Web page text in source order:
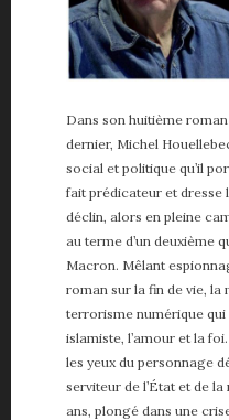
Dans son huitième roman
dernier, Michel
social et politique qu’il
fait prédicateur et dresse
déclin, alors en pleine
au terme d’un deuxième
Macron. Mêlant
roman sur la fin de vie, la
terrorisme numérique qui
islamiste, l’amour et la
les yeux du personnage
serviteur de l’État et de
ans, plongé dans une